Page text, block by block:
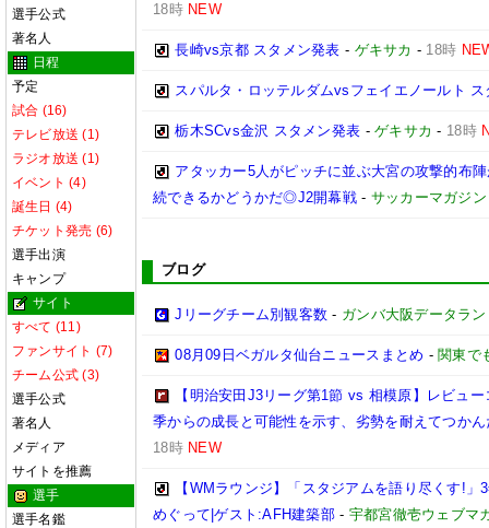
選手公式
著名人
日程
予定
試合 (16)
テレビ放送 (1)
ラジオ放送 (1)
イベント (4)
誕生日 (4)
チケット発売 (6)
選手出演
キャンプ
サイト
すべて (11)
ファンサイト (7)
チーム公式 (3)
選手公式
著名人
メディア
サイトを推薦
選手
選手名鑑
18時 NEW
長崎vs京都 スタメン発表 - ゲキサカ - 18時
スパルタ・ロッテルダムvsフェイエノールト ス
栃木SCvs金沢 スタメン発表 -ゲキサカ - 18時
アタッカー5人がピッチに並ぶ大宮の攻撃的布
続できるかどうかだ◎J2開幕戦 - サッカーマガジン
ブログ
Jリーグチーム別観客数 - ガンバ大阪データラ
08月09日ベガルタ仙台ニュースまとめ - 関東で
【明治安田J3リーグ第1節 vs 相模原】レビュ
季からの成長と可能性を示す、劣勢を耐えてつか
18時 NEW
【WMラウンジ】「スタジアムを語り尽くす!
めぐって|ゲスト:AFH建築部 - 宇都宮徹壱ウェブマ